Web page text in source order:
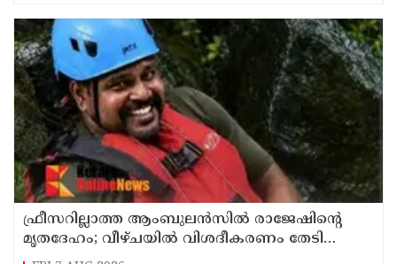
ഫ്രീസറില്ലാത്ത ആംബുലൻസിൽ രാജേഷിൻ്റെ
മൃതദേഹം; വീഴ്ചയിൽ വിശദീകരണം തേടി
കണ്ണൂർ എഡിഎം